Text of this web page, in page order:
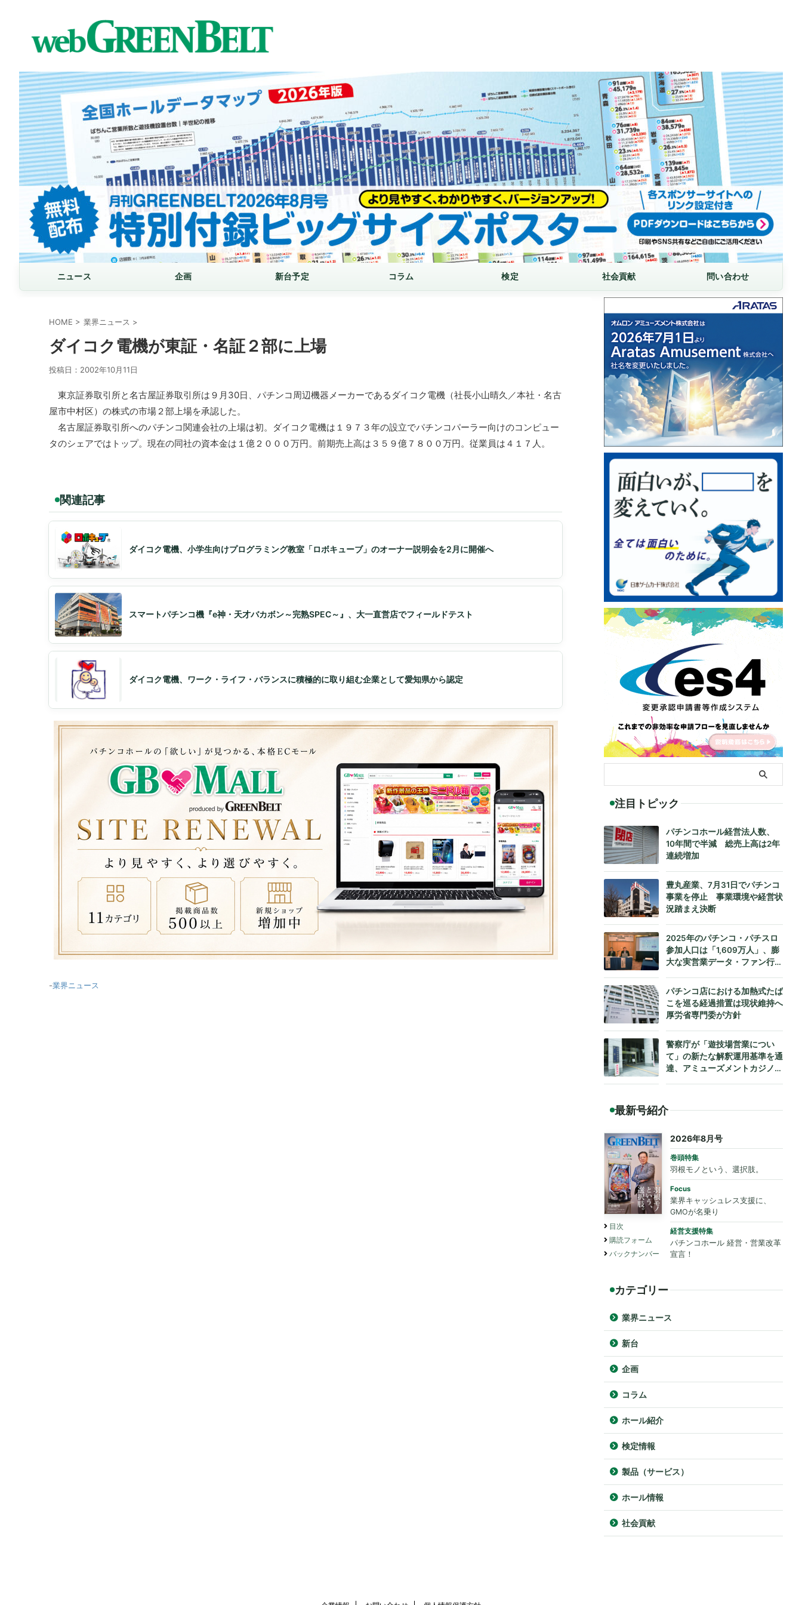
ニュース 企画 新台予定 コラム 検定 社会貢献 問い合わせ
HOME > 業界ニュース >
ダイコク電機が東証・名証２部に上場
投稿日： 2002年10月11日
東京証券取引所と名古屋証券取引所は９月30日、パチンコ周辺機器メーカーであるダイコク電機（社長小山晴久／本社・名古
屋市中村区）の株式の市場２部上場を承認した。
名古屋証券取引所へのパチンコ関連会社の上場は初。ダイコク電機は１９７３年の設立でパチンコパーラー向けのコンピュー
タのシェアではトップ。現在の同社の資本金は１億２０００万円。前期売上高は３５９億７８００万円。従業員は４１７人。
関連記事
ダイコク電機、小学生向けプログラミング教室「ロボキューブ」のオーナー説明会を2月に開催へ
スマートパチンコ機『e神・天才バカボン～完熟SPEC～』、大一直営店でフィールドテスト
ダイコク電機、ワーク・ライフ・バランスに積極的に取り組む企業として愛知県から認定
-業界ニュース
注目トピック
パチンコホール経営法人数、
10年間で半減 総売上高は2年
連続増加
豊丸産業、7月31日でパチンコ
事業を停止 事業環境や経営状
況踏まえ決断
2025年のパチンコ・パチスロ
参加人口は「1,609万人」、膨
大な実営業データ・ファン行動
公式発表
パチンコ店における加熱式たば
こを巡る経過措置は現状維持へ
厚労省専門委が方針
警察庁が「遊技場営業につい
て」の新たな解釈運用基準を通
達、アミューズメントカジノへ
最新号紹介
目次
購読フォーム
バックナンバー
2026年8月号
巻頭特集
羽根モノという、選択肢。
Focus
業界キャッシュレス支援に、
GMOが名乗り
経営支援特集
パチンコホール 経営・営業改革
宣言！
カテゴリー
業界ニュース
新台
企画
コラム
ホール紹介
検定情報
製品（サービス）
ホール情報
社会貢献